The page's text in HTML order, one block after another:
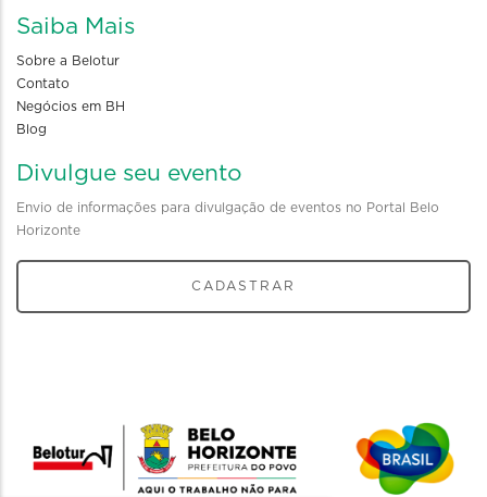
Saiba Mais
Sobre a Belotur
Contato
Negócios em BH
Blog
Divulgue seu evento
Envio de informações para divulgação de eventos no Portal Belo
Horizonte
CADASTRAR